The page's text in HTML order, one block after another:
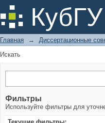
Искать
Главная → Диссертационные
Искать
Фильтры
Используйте фильтры для